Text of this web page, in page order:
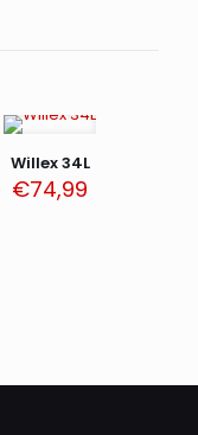
Willex 34L
€74,99